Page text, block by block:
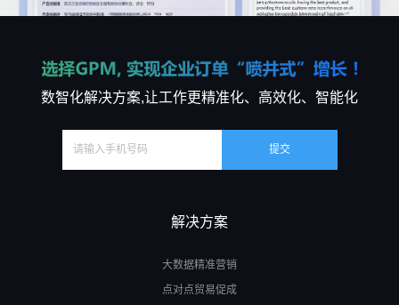
数智化解决方案,让工作更精准化、高效化、智能化
解决方案
大数据精准营销
点对点贸易促成